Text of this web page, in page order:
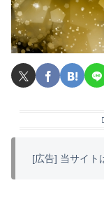
[広告] 当サイト